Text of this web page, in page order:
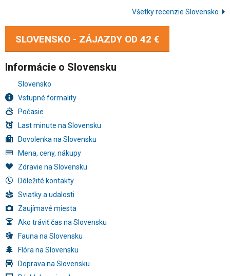
Všetky recenzie Slovensko
SLOVENSKO - ZÁJAZDY OD 42 €
Informácie o Slovensku
Slovensko
Vstupné formality
Počasie
Last minute na Slovensku
Dovolenka na Slovensku
Mena, ceny, nákupy
Zdravie na Slovensku
Dôležité kontakty
Sviatky a udalosti
Zaujímavé miesta
Ako tráviť čas na Slovensku
Fauna na Slovensku
Flóra na Slovensku
Doprava na Slovensku